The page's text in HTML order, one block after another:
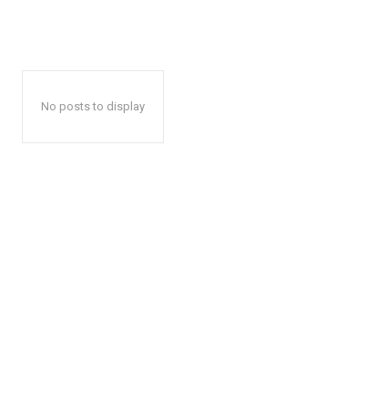
No posts to display